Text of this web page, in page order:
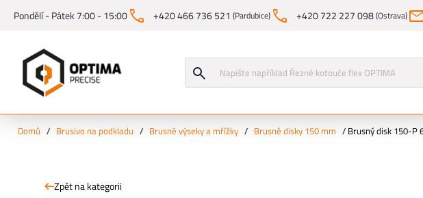
Pondělí - Pátek 7:00 - 15:00 +420 466 736 521 (Pardubice) +420 722 227 098(Ostrava)
Domů / Brusivo na podkladu / Brusné výseky a mřížky / Brusné disky 150 mm / Brusný disk 150-P
Zpět na kategorii